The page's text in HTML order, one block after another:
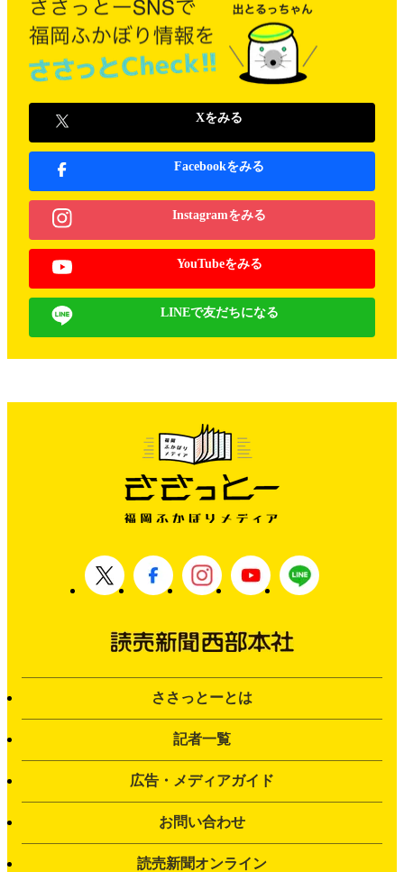
Xをみる
Facebookをみる
Instagramをみる
YouTubeをみる
LINEで友だちになる
ささっとーとは
記者一覧
広告・メディアガイド
お問い合わせ
読売新聞オンライン